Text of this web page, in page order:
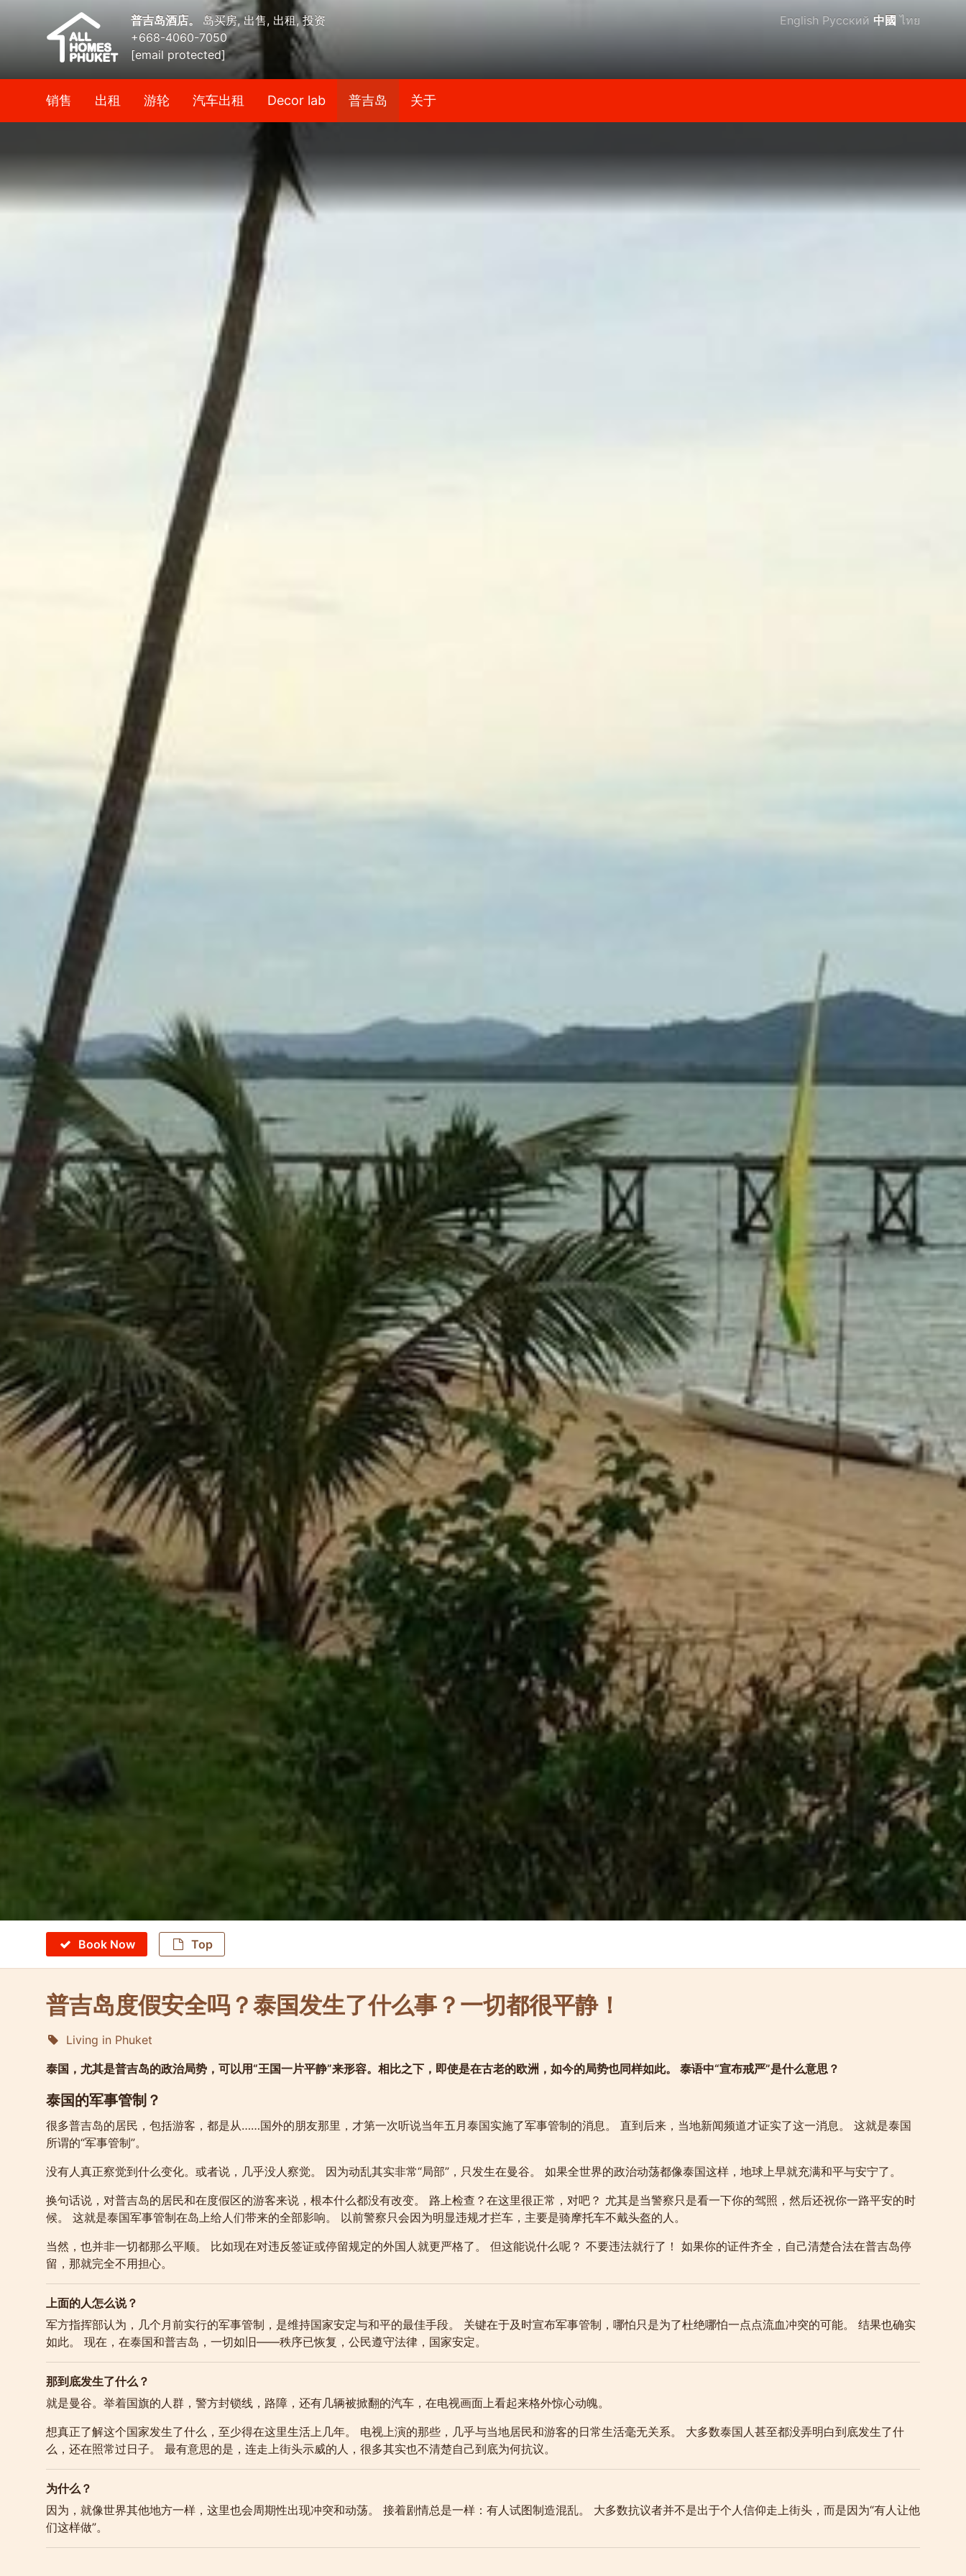
普吉岛酒店。 岛买房, 出售, 出租, 投资
+668-4060-7050
[email protected]
English Русский 中國 ไทย
销售 出租 游轮 汽车出租 Decor lab 普吉岛 关于
Book Now Top
普吉岛度假安全吗？泰国发生了什么事？一切都很平静！
Living in Phuket
泰国，尤其是普吉岛的政治局势，可以用“王国一片平静”来形容。相比之下，即使是在古老的欧洲，如今的局势也同样如此。 泰语中“宣布戒严”是什么意思？
泰国的军事管制？
很多普吉岛的居民，包括游客，都是从……国外的朋友那里，才第一次听说当年五月泰国实施了军事管制的消息。 直到后来，当地新闻频道才证实了这一消息。 这就是泰国
所谓的“军事管制”。
没有人真正察觉到什么变化。或者说，几乎没人察觉。 因为动乱其实非常“局部”，只发生在曼谷。 如果全世界的政治动荡都像泰国这样，地球上早就充满和平与安宁了。
换句话说，对普吉岛的居民和在度假区的游客来说，根本什么都没有改变。 路上检查？在这里很正常，对吧？ 尤其是当警察只是看一下你的驾照，然后还祝你一路平安的时
候。 这就是泰国军事管制在岛上给人们带来的全部影响。 以前警察只会因为明显违规才拦车，主要是骑摩托车不戴头盔的人。
当然，也并非一切都那么平顺。 比如现在对违反签证或停留规定的外国人就更严格了。 但这能说什么呢？ 不要违法就行了！ 如果你的证件齐全，自己清楚合法在普吉岛停
留，那就完全不用担心。
上面的人怎么说？
军方指挥部认为，几个月前实行的军事管制，是维持国家安定与和平的最佳手段。 关键在于及时宣布军事管制，哪怕只是为了杜绝哪怕一点点流血冲突的可能。 结果也确实
如此。 现在，在泰国和普吉岛，一切如旧——秩序已恢复，公民遵守法律，国家安定。
那到底发生了什么？
就是曼谷。举着国旗的人群，警方封锁线，路障，还有几辆被掀翻的汽车，在电视画面上看起来格外惊心动魄。
想真正了解这个国家发生了什么，至少得在这里生活上几年。 电视上演的那些，几乎与当地居民和游客的日常生活毫无关系。 大多数泰国人甚至都没弄明白到底发生了什
么，还在照常过日子。 最有意思的是，连走上街头示威的人，很多其实也不清楚自己到底为何抗议。
为什么？
因为，就像世界其他地方一样，这里也会周期性出现冲突和动荡。 接着剧情总是一样：有人试图制造混乱。 大多数抗议者并不是出于个人信仰走上街头，而是因为“有人让他
们这样做”。